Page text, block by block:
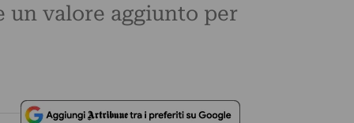
valore aggiunto per